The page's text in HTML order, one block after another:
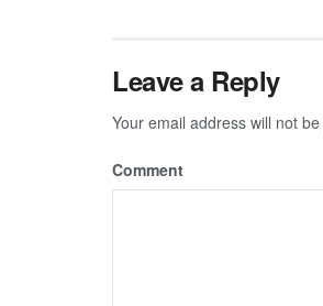
Leave a Reply
Your email address will not
Comment